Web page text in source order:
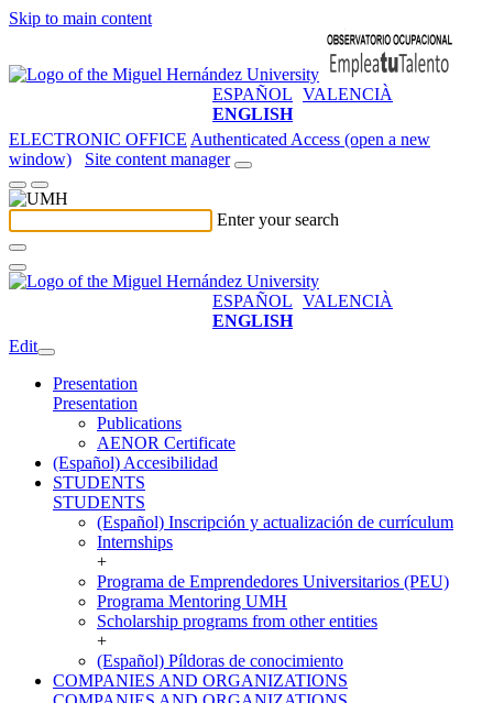
Skip to main content
ESPAÑOL VALENCIÀ
ENGLISH
ELECTRONIC OFFICE Authenticated Access (open a new
window)
Site content manager
Enter your search
ESPAÑOL VALENCIÀ
ENGLISH
Edit
Presentation
Presentation
Publications
AENOR Certificate
(Español) Accesibilidad
STUDENTS
STUDENTS
(Español) Inscripción y actualización de currículum
Internships
+
Programa de Emprendedores Universitarios (PEU)
Programa Mentoring UMH
Scholarship programs from other entities
+
(Español) Píldoras de conocimiento
COMPANIES AND ORGANIZATIONS